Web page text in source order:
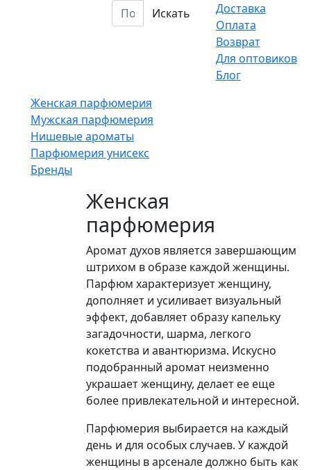
Искать
Доставка
Оплата
Возврат
Для оптовиков
Блог
Женская парфюмерия
Мужская парфюмерия
Нишевые ароматы
Парфюмерия унисекс
Бренды
Женская
парфюмерия
Аромат духов является завершающим
штрихом в образе каждой женщины.
Парфюм характеризует женщину,
дополняет и усиливает визуальный
эффект, добавляет образу капельку
загадочности, шарма, легкого
кокетства и авантюризма. Искусно
подобранный аромат неизменно
украшает женщину, делает ее еще
более привлекательной и интересной.
Парфюмерия выбирается на каждый
день и для особых случаев. У каждой
женщины в арсенале должно быть как